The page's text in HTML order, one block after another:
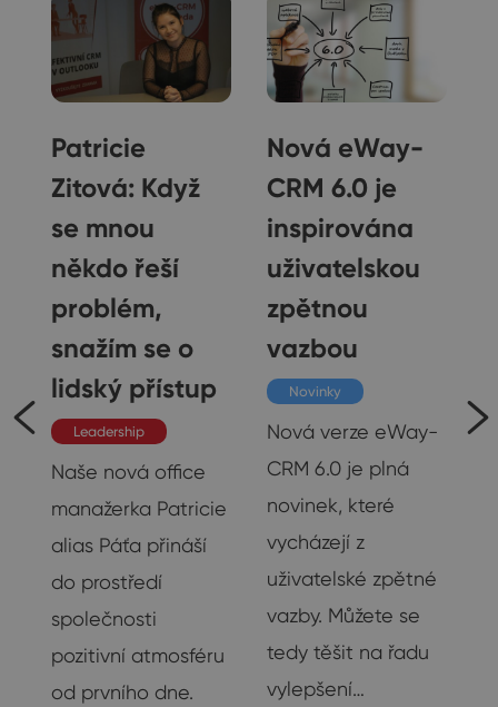
Patricie
Zitová: Když
se mnou
někdo řeší
problém,
snažím se o
lidský přístup
Leadership
Naše nová office
manažerka Patricie
alias Páťa přináší
do prostředí
společnosti
pozitivní atmosféru
od prvního dne.
Nová eWay-
CRM 6.0 je
inspirována
uživatelskou
zpětnou
vazbou
Novinky
Nová verze eWay-
CRM 6.0 je plná
novinek, které
vycházejí z
uživatelské zpětné
vazby. Můžete se
tedy těšit na řadu
vylepšení…